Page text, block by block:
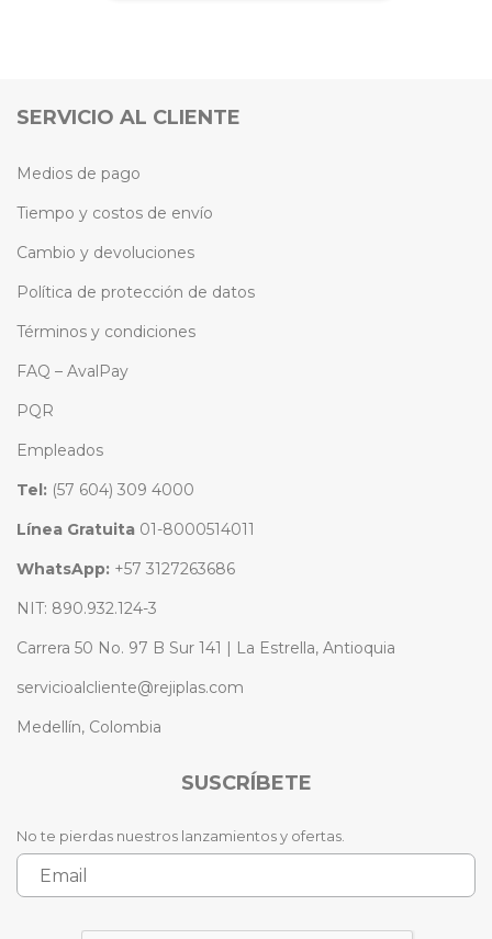
SERVICIO AL CLIENTE
Medios de pago
Tiempo y costos de envío
Cambio y devoluciones
Política de protección de datos
Términos y condiciones
FAQ – AvalPay
PQR
Empleados
Tel: (57 604) 309 4000
Línea Gratuita 01-8000514011
WhatsApp: +57 3127263686
NIT: 890.932.124-3
Carrera 50 No. 97 B Sur 141 | La Estrella, Antioquia
servicioalcliente@rejiplas.com
Medellín, Colombia
SUSCRÍBETE
No te pierdas nuestros lanzamientos y ofertas.